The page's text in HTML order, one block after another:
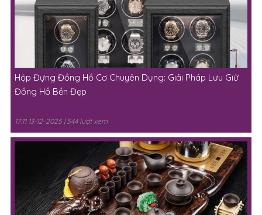
Hộp Đựng Đồng Hồ Cơ Chuyên Dụng: Giải Pháp Lưu Giữ
Đồng Hồ Bền Đẹp
17:11 13-12-2025 | 544 lượt xem